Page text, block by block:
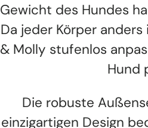
Gewicht des Hundes
Da jeder Körper
& Molly stufenlos
Hund
Die robuste
einzigartigen Design